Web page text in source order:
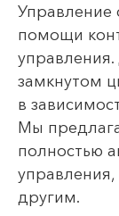
Управление
помощи
замкнутом
в
Мы
полностью
другим.